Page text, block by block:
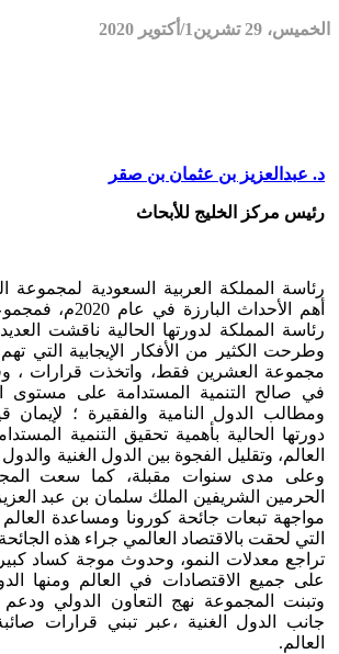
الخميس، 29 تشرين1/أكتوير 2020
د. عبدالعزيز بن عثمان بن صقر
رئيس مركز الخليج للأبحاث
رئاسة المملكة العربية السعودية لمجموعة
أهم الأحداث
رئاسة المملكة لدورتها الحالية ناقشت
وطرحت الكثير من الأفكار الإيجابية التي
مجموعة العشرين فقط، واتخذت قرارات ،
في صالح التنمية المستدامة على مستوى
ومطالب الدول النامية والفقيرة ؛ لإيمان
دورتها الحالية بأهمية تحقيق التنمية
العالم، وتقليل الفجوة بين الدول الغنية
وعلى مدى سنوات مقبلة، كما سعت
الحرمين الشريفين الملك سلمان بن عبد
مواجهة تبعات جائحة كورونا ومساعدة
التي لحقت بالاقتصاد العالمي جراء هذه
تراجع معدلات النمو، وحدوث موجة كساد
على جميع الاقتصادات في العالم ومنها
وتبنت المجموعة نهج التعاون الدولي
جانب الدول الغنية ،عبر تبني قرارات
العالم.